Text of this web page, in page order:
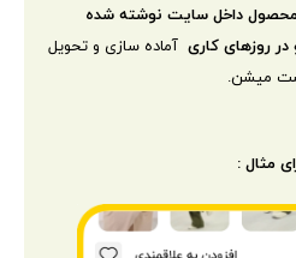
داخل سایت نوشته شده
روزهای کاری آماده سازی و تحویل
میشن.
مثال :